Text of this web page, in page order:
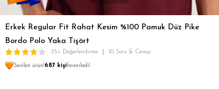
Erkek Regular Fit Rahat Kesim %100 Pamuk Düz Pike
Bordo Polo Yaka Tişört
25+ Değerlendirme 10 Soru & Cevap
Sevilen ürün!687 kişifavoriledi!